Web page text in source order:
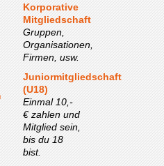
Korporative
Mitgliedschaft
Gruppen,
Organisationen,
Firmen, usw.
Juniormitgliedschaft
(U18)
Einmal 10,-
€ zahlen und
Mitglied sein,
bis du 18
bist.